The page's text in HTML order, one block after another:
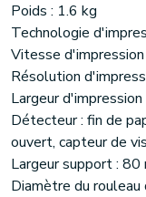
Poids : 1.6 kg
Technologie
Vitesse
Résolution
Largeur
Détecteur : fin de
ouvert, capteur de
Largeur support : 80
Diamètre du